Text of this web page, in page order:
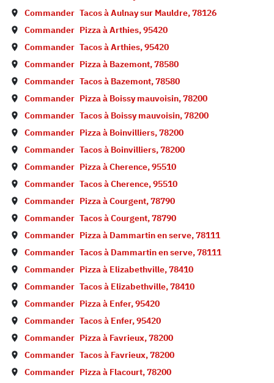
Commander Tacos àAulnay sur Mauldre,78126
Commander Pizza àArthies,95420
Commander Tacos àArthies,95420
Commander Pizza à Bazemont,78580
Commander Tacos à Bazemont,78580
Commander Pizza à Boissy mauvoisin,78200
Commander Tacos à Boissy mauvoisin,78200
Commander Pizza à Boinvilliers,78200
Commander Tacos à Boinvilliers,78200
Commander Pizza àCherence,95510
Commander Tacos àCherence,95510
Commander Pizza àCourgent,78790
Commander Tacos àCourgent,78790
Commander Pizza à Dammartin en serve,78111
Commander Tacos à Dammartin en serve,78111
Commander Pizza à Elizabethville,78410
Commander Tacos à Elizabethville,78410
Commander Pizza à Enfer,95420
Commander Tacos à Enfer,95420
Commander Pizza à Favrieux,78200
Commander Tacos à Favrieux,78200
Commander Pizza à Flacourt,78200